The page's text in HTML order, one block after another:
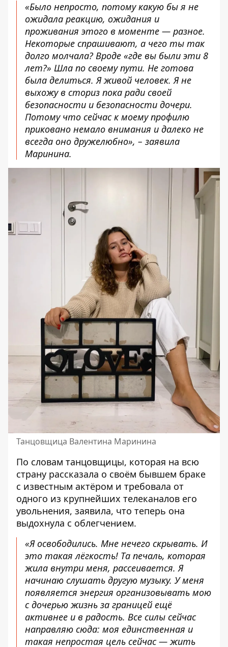
«Было непросто, потому какую бы я не
ожидала реакцию, ожидания и
проживания этого в моменте — разное.
Некоторые спрашивают, а чего ты так
долго молчала? Вроде «где вы были эти 8
лет?» Шла по своему пути. Не готова
была делиться. Я живой человек. Я не
выхожу в сториз пока ради своей
безопасности и безопасности дочери.
Потому что сейчас к моему профилю
приковано немало внимания и далеко не
всегда оно дружелюбно», – заявила
Маринина.
Танцовщица Валентина Маринина
По словам танцовщицы, которая на всю
страну рассказала о своём бывшем браке
с известным актёром и требовала от
одного из крупнейших телеканалов его
увольнения, заявила, что теперь она
выдохнула с облегчением.
«Я освободились. Мне нечего скрывать. И
это такая лёгкость! Та печаль, которая
жила внутри меня, рассеивается. Я
начинаю слушать другую музыку. У меня
появляется энергия организовывать мою
с дочерью жизнь за границей ещё
активнее и в радость. Все силы сейчас
направляю сюда: моя единственная и
такая непростая цель сейчас — жить